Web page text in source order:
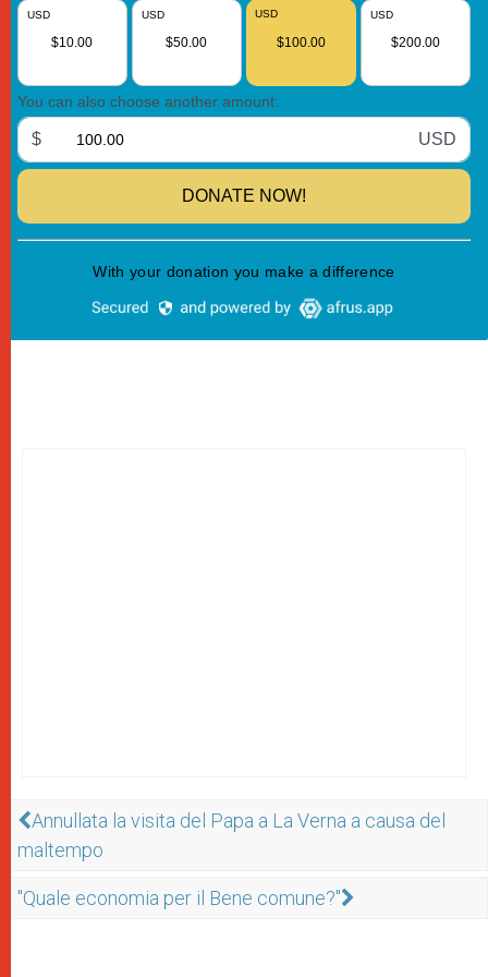
Annullata la visita del Papa a La Verna a causa del
maltempo
"Quale economia per il Bene comune?"